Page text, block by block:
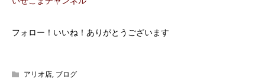
フォロー！いいね！ありがとうございます
アリオ店, ブログ